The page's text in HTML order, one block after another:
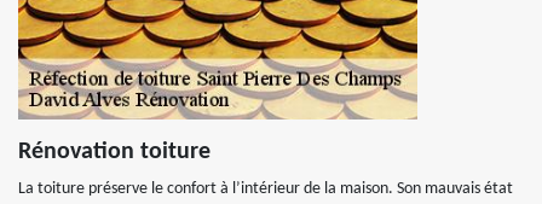
Rénovation toiture
La toiture préserve le confort à l’intérieur de la maison. Son mauvais état